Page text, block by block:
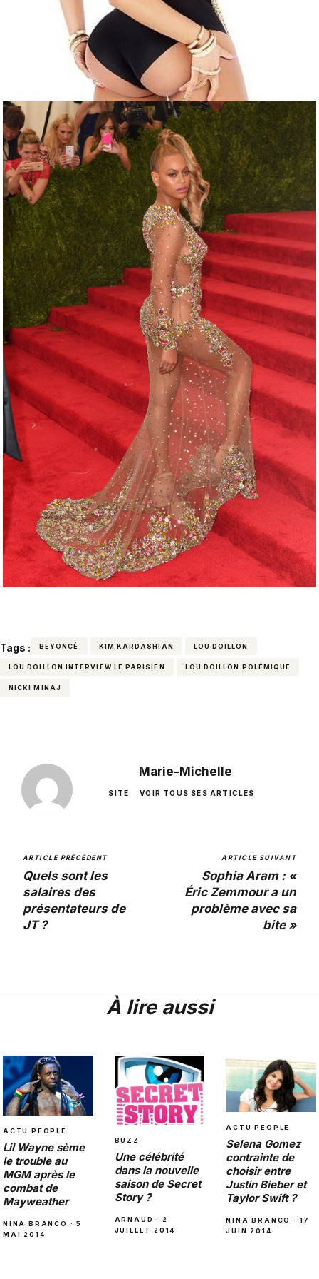
Tags : BEYONCÉ KIM KARDASHIAN LOU DOILLON
LOU DOILLON INTERVIEW LE PARISIEN LOU DOILLON POLÉMIQUE
NICKI MINAJ
Marie-Michelle
SITE VOIR TOUS SES ARTICLES
ARTICLE PRÉCÉDENT
Quels sont les
salaires des
présentateurs de
JT ?
ARTICLE SUIVANT
Sophia Aram : «
Éric Zemmour a un
problème avec sa
bite »
À lire aussi
ACTU PEOPLE
Lil Wayne sème
le trouble au
MGM après le
combat de
Mayweather
NINA BRANCO · 5
MAI 2014
BUZZ
Une célébrité
dans la nouvelle
saison de Secret
Story ?
ARNAUD · 2
JUILLET 2014
ACTU PEOPLE
Selena Gomez
contrainte de
choisir entre
Justin Bieber et
Taylor Swift ?
NINA BRANCO · 17
JUIN 2014